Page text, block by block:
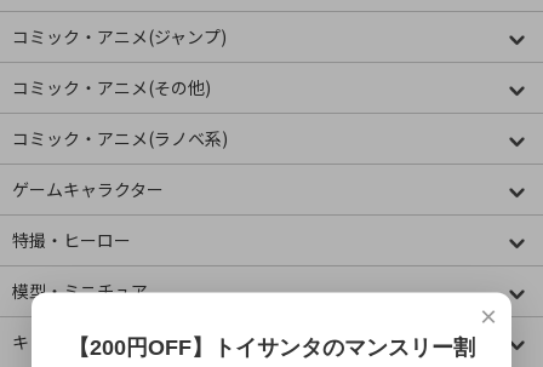
コミック・アニメ(ジャンプ)
コミック・アニメ(その他)
コミック・アニメ(ラノベ系)
ゲームキャラクター
特撮・ヒーロー
模型・ミニチュア
キャラクター
×
【200円OFF】トイサンタのマンスリー割